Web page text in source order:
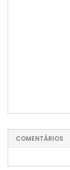
COMENTÁRIOS